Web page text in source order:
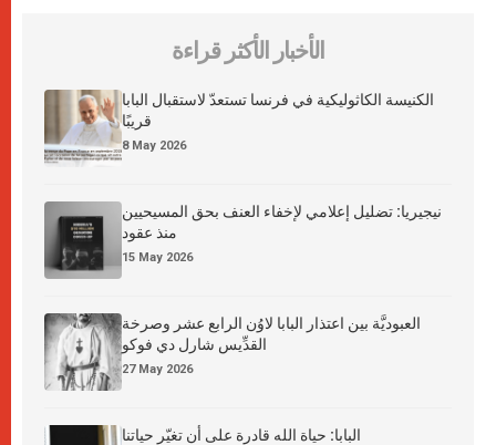
الأخبار الأكثر قراءة
الكنيسة الكاثوليكية في فرنسا تستعدّ لاستقبال البابا
قريبًا
8 May 2026
نيجيريا: تضليل إعلامي لإخفاء العنف بحق المسيحيين
منذ عقود
15 May 2026
العبوديَّة بين اعتذار البابا لاوُن الرابع عشر وصرخة
القدِّيس شارل دي فوكو
27 May 2026
البابا: حياة الله قادرة على أن تغيّر حياتنا